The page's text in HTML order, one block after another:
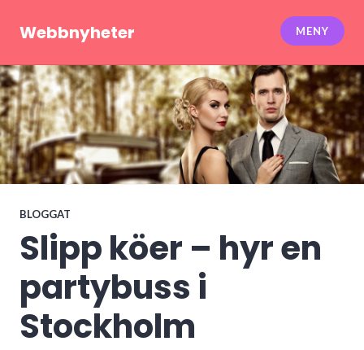
Webbnyheter MENY
BLOGGAT
Slipp köer – hyr en
partybuss i
Stockholm